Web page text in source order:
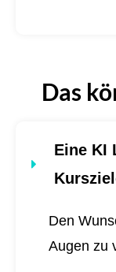
Das
Eine KI
Den
Augen zu